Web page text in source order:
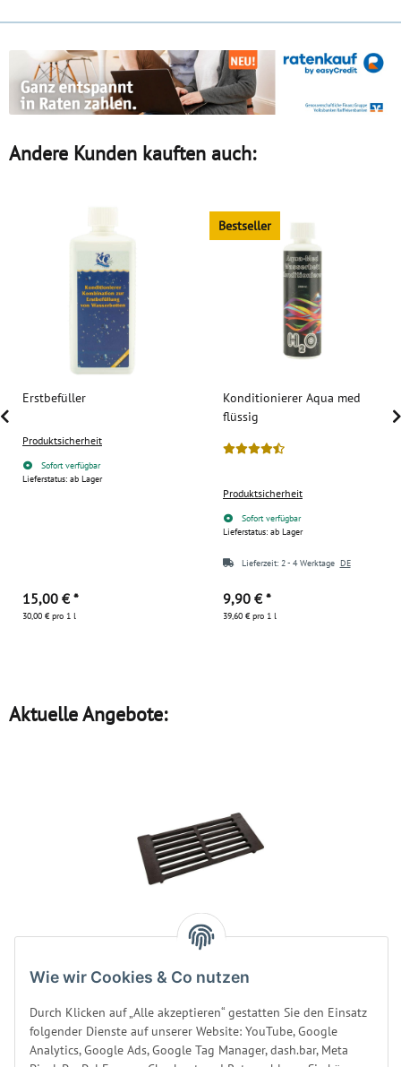
Wie wir Cookies & Co nutzen
Durch Klicken auf „Alle akzeptieren“ gestatten Sie den Einsatz
folgender Dienste auf unserer Website: YouTube, Google
Analytics, Google Ads, Google Tag Manager, dash.bar, Meta
Andere Kunden kauften auch:
Erstbefüller
Produktsicherheit
Sofort verfügbar
Lieferstatus: ab Lager
15,00 € *
30,00 € pro 1 l
Bestseller
Konditionierer Aqua med
flüssig
Produktsicherheit
Sofort verfügbar
Lieferstatus: ab Lager
Lieferzeit: 2 - 4 Werktage DE
9,90 € *
39,60 € pro 1 l
Aktuelle Angebote:
Holzöfen ZKIP-10 /
Produktsicherheit
Sofort verfügbar
Lieferstatus: wird beim Hersteller bestellt